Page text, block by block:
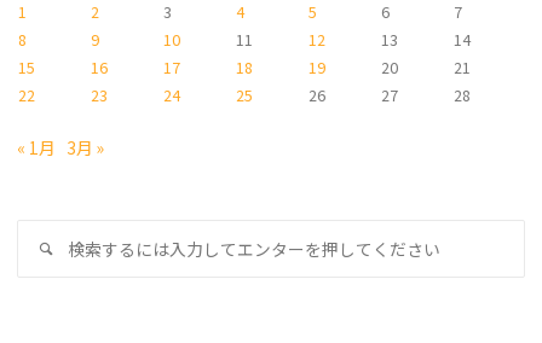
1
2 3 4 5 6
7
8
9 10 11 12 13
14
15
16 17 18 19 20
21
22
23 24 25 26 27 28
« 1月 3月 »
検